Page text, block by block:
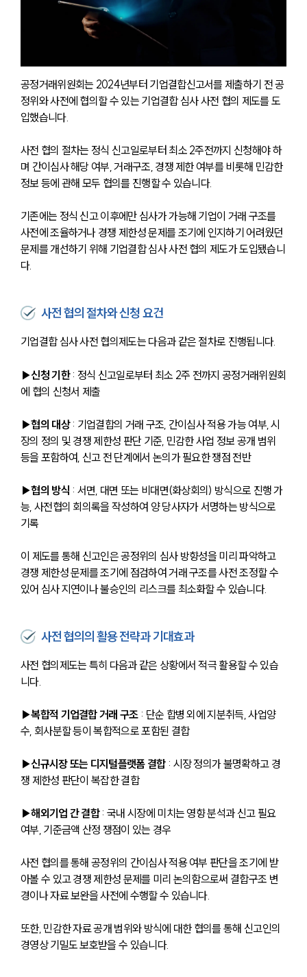
공정거래위원회는 2024년부터 기업결합신고서를 제출하기 전 공
정위와 사전에 협의할 수 있는 기업결합 심사 사전 협의 제도를 도
입했습니다.
사전 협의 절차는 정식 신고일로부터 최소 2주전까지 신청해야 하
며 간이심사 해당 여부, 거래구조, 경쟁 제한 여부를 비롯해 민감한
정보 등에 관해 모두 협의를 진행할 수 있습니다.
기존에는 정식 신고 이후에만 심사가 가능해 기업이 거래 구조를
사전에 조율하거나 경쟁 제한성 문제를 조기에 인지하기 어려웠던
문제를 개선하기 위해 기업결합 심사 사전 협의 제도가 도입됐습니
다.
사전 협의 절차와 신청 요건
기업결합 심사 사전 협의제도는 다음과 같은 절차로 진행됩니다.
▶신청 기한 : 정식 신고일로부터 최소 2주 전까지 공정거래위원회
에 협의 신청서 제출
▶협의 대상 : 기업결합의 거래 구조, 간이심사 적용 가능 여부, 시
장의 정의 및 경쟁 제한성 판단 기준, 민감한 사업 정보 공개 범위
등을 포함하여, 신고 전 단계에서 논의가 필요한 쟁점 전반
▶협의 방식 : 서면, 대면 또는 비대면(화상회의) 방식으로 진행 가
능, 사전협의 회의록을 작성하여 양 당사자가 서명하는 방식으로
기록
이 제도를 통해 신고인은 공정위의 심사 방향성을 미리 파악하고
경쟁 제한성 문제를 조기에 점검하여 거래 구조를 사전 조정할 수
있어 심사 지연이나 불승인의 리스크를 최소화할 수 있습니다.
사전 협의의 활용 전략과 기대효과
사전 협의제도는 특히 다음과 같은 상황에서 적극 활용할 수 있습
니다.
▶복합적 기업결합 거래 구조 : 단순 합병 외에 지분취득, 사업양
수, 회사분할 등이 복합적으로 포함된 결합
▶신규시장 또는 디지털플랫폼 결합 : 시장 정의가 불명확하고 경
쟁 제한성 판단이 복잡한 결합
▶해외기업 간 결합 : 국내 시장에 미치는 영향 분석과 신고 필요
여부, 기준금액 산정 쟁점이 있는 경우
사전 협의를 통해 공정위의 간이심사 적용 여부 판단을 조기에 받
아볼 수 있고 경쟁 제한성 문제를 미리 논의함으로써 결합구조 변
경이나 자료 보완을 사전에 수행할 수 있습니다.
또한, 민감한 자료 공개 범위와 방식에 대한 협의를 통해 신고인의
경영상 기밀도 보호받을 수 있습니다.